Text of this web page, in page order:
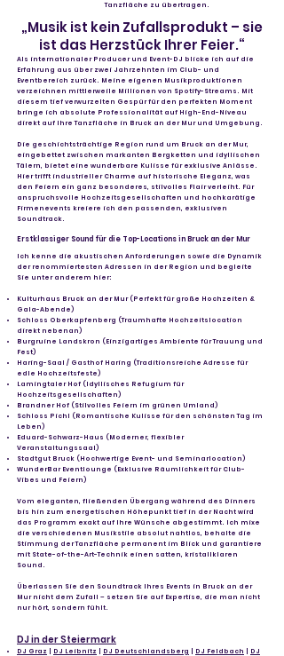
Tanzfläche zu übertragen.
„Musik ist kein Zufallsprodukt – sie
ist das Herzstück Ihrer Feier.“
Als internationaler Producer und Event-DJ blicke ich auf die
Erfahrung aus über zwei Jahrzehnten im Club- und
Eventbereich zurück. Meine eigenen Musikproduktionen
verzeichnen mittlerweile Millionen von Spotify-Streams. Mit
diesem tief verwurzelten Gespür für den perfekten Moment
bringe ich absolute Professionalität auf High-End-Niveau
direkt auf Ihre Tanzfläche in Bruck an der Mur und Umgebung.
Die geschichtsträchtige Region rund um Bruck an der Mur,
eingebettet zwischen markanten Bergketten und idyllischen
Tälern, bietet eine wunderbare Kulisse für exklusive Anlässe.
Hier trifft industrieller Charme auf historische Eleganz, was
den Feiern ein ganz besonderes, stilvolles Flair verleiht. Für
anspruchsvolle Hochzeitsgesellschaften und hochkarätige
Firmenevents kreiere ich den passenden, exklusiven
Soundtrack.
Erstklassiger Sound für die Top-Locations in Bruck an der Mur
Ich kenne die akustischen Anforderungen sowie die Dynamik
der renommiertesten Adressen in der Region und begleite
Sie unter anderem hier:
Kulturhaus Bruck an der Mur (Perfekt für große Hochzeiten &
Gala-Abende)
Schloss Oberkapfenberg (Traumhafte Hochzeitslocation
direkt nebenan)
Burgruine Landskron (Einzigartiges Ambiente für Trauung und
Fest)
Haring-Saal / Gasthof Haring (Traditionsreiche Adresse für
edle Hochzeitsfeste)
Lamingtaler Hof (Idyllisches Refugium für
Hochzeitsgesellschaften)
Brandner Hof (Stilvolles Feiern im grünen Umland)
Schloss Pichl (Romantische Kulisse für den schönsten Tag im
Leben)
Eduard-Schwarz-Haus (Moderner, flexibler
Veranstaltungssaal)
Stadtgut Bruck (Hochwertige Event- und Seminarlocation)
WunderBar Eventlounge (Exklusive Räumlichkeit für Club-
Vibes und Feiern)
Vom eleganten, fließenden Übergang während des Dinners
bis hin zum energetischen Höhepunkt tief in der Nacht wird
das Programm exakt auf Ihre Wünsche abgestimmt. Ich mixe
die verschiedenen Musikstile absolut nahtlos, behalte die
Stimmung der Tanzfläche permanent im Blick und garantiere
mit State-of-the-Art-Technik einen satten, kristallklaren
Sound.
Überlassen Sie den Soundtrack Ihres Events in Bruck an der
Mur nicht dem Zufall – setzen Sie auf Expertise, die man nicht
nur hört, sondern fühlt.
DJ in der Steiermark
DJ Graz DJ Leibnitz DJ Deutschlandsberg DJ Feldbach
DJ